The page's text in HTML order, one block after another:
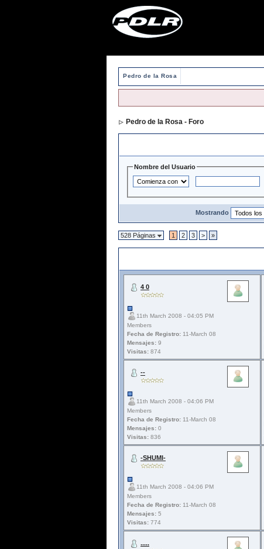
Pedro de la Rosa
Pedro de la Rosa - Foro
Nombre del Usuario
Mostrando
528 Páginas 1 2 3 > »
4 0
11th March 2008 - 04:05 PM
Members
Fecha de Registro: 11-March 08
Mensajes: 9
Visitas: 874
--
11th March 2008 - 04:06 PM
Members
Fecha de Registro: 11-March 08
Mensajes: 0
Visitas: 836
-SHUMI-
11th March 2008 - 04:06 PM
Members
Fecha de Registro: 11-March 08
Mensajes: 5
Visitas: 774
.....